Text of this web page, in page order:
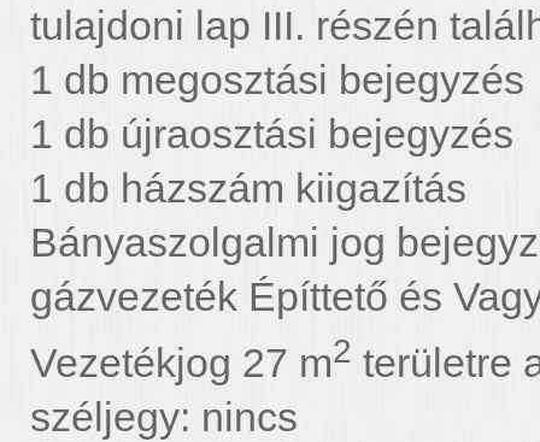
tulajdoni lap III. részén
1 db megosztási bejegyzés
1 db újraosztási bejegyzés
1 db házszám kiigazítás
Bányaszolgalmi jog
gázvezeték Építtető és
Vezetékjog 27 m2 területre
széljegy: nincs